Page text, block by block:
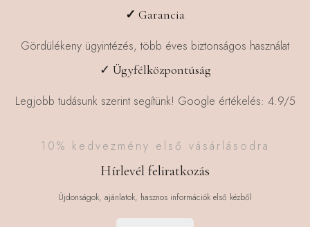
✓ Garancia
Gördülékeny ügyintézés, több éves biztonságos használat
✓ Ügyfélközpontúság
Legjobb tudásunk szerint segítünk! Google értékelés: 4.9/5
10% kedvezmény első vásárlásodra
Hírlevél feliratkozás
Újdonságok, ajánlatok, hasznos információk első kézből